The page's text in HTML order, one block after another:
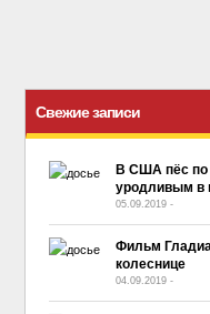
Свежие записи
В США пёс по
уродливым в
05.09.2019 -
Фильм
колеснице
04.09.2019 -